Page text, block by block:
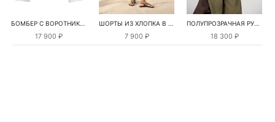
БОМБЕР С ВОРОТНИКОМ-СТОЙКОЙ
17 900 ₽
ШОРТЫ ИЗ ХЛОПКА В КЛЕТКУ
7 900 ₽
ПОЛУПРОЗРАЧНАЯ РУБАШКА С РОМАШКАМИ
18 300 ₽